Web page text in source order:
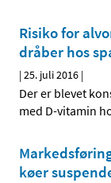
Risiko for
dråber hos
|25. juli 2016 |
Der er blevet
med D-vitamin
køer